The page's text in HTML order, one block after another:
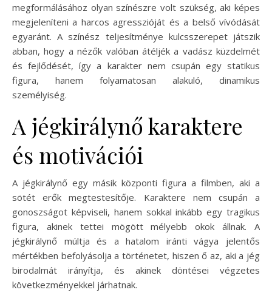
megformálásához olyan színészre volt szükség, aki képes
megjeleníteni a harcos agresszióját és a belső vívódását
egyaránt. A színész teljesítménye kulcsszerepet játszik
abban, hogy a nézők valóban átéljék a vadász küzdelmét
és fejlődését, így a karakter nem csupán egy statikus
figura, hanem folyamatosan alakuló, dinamikus
személyiség.
A jégkirálynő karaktere
és motivációi
A jégkirálynő egy másik központi figura a filmben, aki a
sötét erők megtestesítője. Karaktere nem csupán a
gonoszságot képviseli, hanem sokkal inkább egy tragikus
figura, akinek tettei mögött mélyebb okok állnak. A
jégkirálynő múltja és a hatalom iránti vágya jelentős
mértékben befolyásolja a történetet, hiszen ő az, aki a jég
birodalmát irányítja, és akinek döntései végzetes
következményekkel járhatnak.